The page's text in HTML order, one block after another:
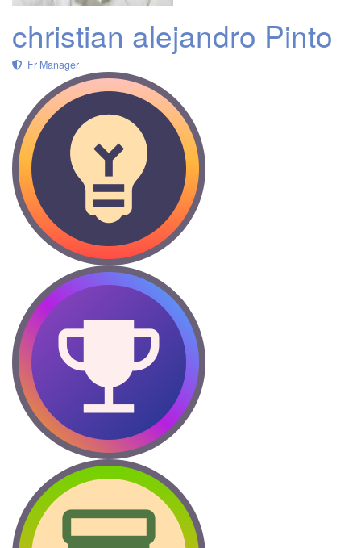
christian alejandro Pinto
Fr Manager